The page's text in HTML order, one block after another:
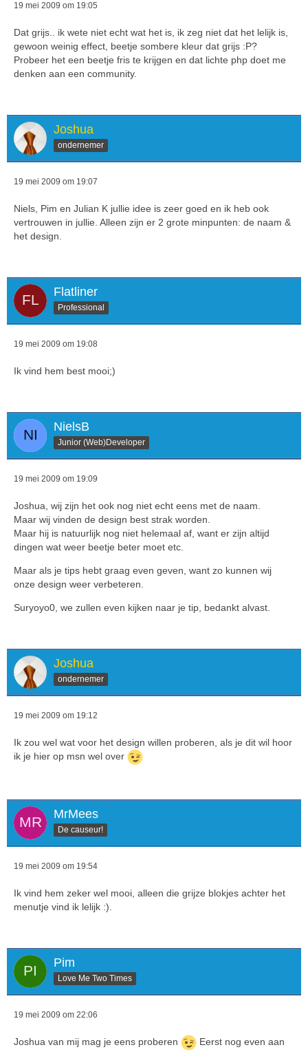
19 mei 2009 om 19:05
Dat grijs.. ik wete niet echt wat het is, ik zeg niet dat het lelijk is,
gewoon weinig effect, beetje sombere kleur dat grijs :P?
Probeer het een beetje fris te krijgen en dat lichte php doet me
denken aan een community.
Joshua
ondernemer
19 mei 2009 om 19:07
Niels, Pim en Julian K jullie idee is zeer goed en ik heb ook
vertrouwen in jullie. Alleen zijn er 2 grote minpunten: de naam &
het design.
Flatliner
Professional
19 mei 2009 om 19:08
Ik vind hem best mooi;)
NielsB
Junior (Web)Developer
19 mei 2009 om 19:09
Joshua, wij zijn het ook nog niet echt eens met de naam.
Maar wij vinden de design best strak worden.
Maar hij is natuurlijk nog niet helemaal af, want er zijn altijd
dingen wat weer beetje beter moet etc.
Maar als je tips hebt graag even geven, want zo kunnen wij
onze design weer verbeteren.
Suryoyo0, we zullen even kijken naar je tip, bedankt alvast.
Joshua
ondernemer
19 mei 2009 om 19:12
Ik zou wel wat voor het design willen proberen, als je dit wil hoor
ik je hier op msn wel over
MrMees
De causeur!
19 mei 2009 om 19:54
Ik vind hem zeker wel mooi, alleen die grijze blokjes achter het
menutje vind ik lelijk :).
Pim
Love Me Two Times
19 mei 2009 om 22:06
Joshua van mij mag je eens proberen
Eerst nog even aan